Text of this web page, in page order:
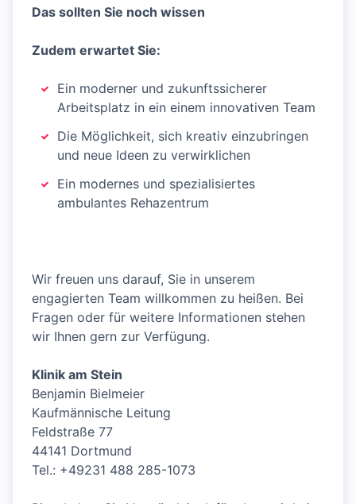
Das sollten Sie noch wissen
Zudem erwartet Sie:
Ein moderner und zukunftssicherer
Arbeitsplatz in ein einem innovativen Team
Die Möglichkeit, sich kreativ einzubringen
und neue Ideen zu verwirklichen
Ein modernes und spezialisiertes
ambulantes Rehazentrum
Wir freuen uns darauf, Sie in unserem
engagierten Team willkommen zu heißen. Bei
Fragen oder für weitere Informationen stehen
wir Ihnen gern zur Verfügung.
Klinik am Stein
Benjamin Bielmeier
Kaufmännische Leitung
Feldstraße 77
44141 Dortmund
Tel.: +49231 488 285-1073